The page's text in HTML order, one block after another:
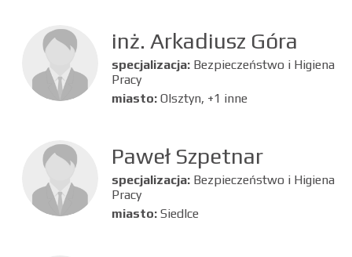
inż. Arkadiusz Góra
specjalizacja: Bezpieczeństwo i Higiena
Pracy
miasto: Olsztyn, +1 inne
Paweł Szpetnar
specjalizacja: Bezpieczeństwo i Higiena
Pracy
miasto: Siedlce